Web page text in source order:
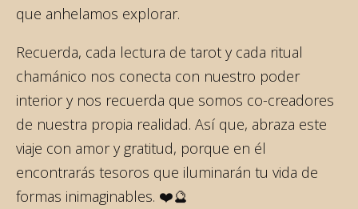
que anhelamos explorar.
Recuerda, cada lectura de tarot y cada ritual
chamánico nos conecta con nuestro poder
interior y nos recuerda que somos co-creadores
de nuestra propia realidad. Así que, abraza este
viaje con amor y gratitud, porque en él
encontrarás tesoros que iluminarán tu vida de
formas inimaginables. ❤️🔮